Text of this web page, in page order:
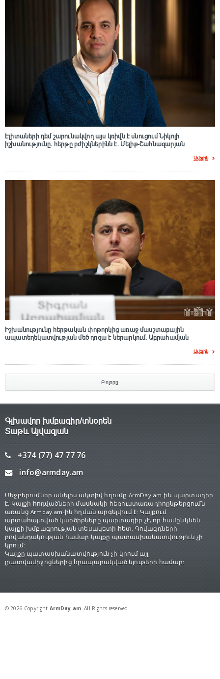
Էլիտաների դեմ շարունակվող այս կռիվն է սնուցում Նիկոլի
իշխանությունը. հերթը բժիշկներինն է. Մելիք-Շահնազարյան
Ավելին
Իշխանությունը հերթական փոթորկից առաջ մասշտաբային
ապատեղեկատվության մեծ դnզա է ներարկում․ Աբրահամյան
Ավելին
Բոլորը
Գլխավոր խմբագիր/տնօրեն
Տաթև Այվազյան
+374 (77) 47 77 76
info@armday.am
Մեջբերումներ անելիս ակտիվ հղումը ArmDay.am-ին պարտադիր
է: Կայքի հոդվածների մասնակի հեռուստառադիոընթերցումն
առանց Armday.am-ին հղման արգելվում է: Կայքում
արտահայտված կարծիքները պարտադիր չէ, որ համընկնեն
կայքի խմբագրության տեսակետի հետ: Գովազդների
բովանդակության համար կայքը պատասխանատվություն չի
կրում:
Կայքը պատասխանատվություն չի կրում այլ
լրատվամիջոցներից հրապարակված նյութերի համար:
© 2026 Copyright ArmDay.am. All Rights reserved.